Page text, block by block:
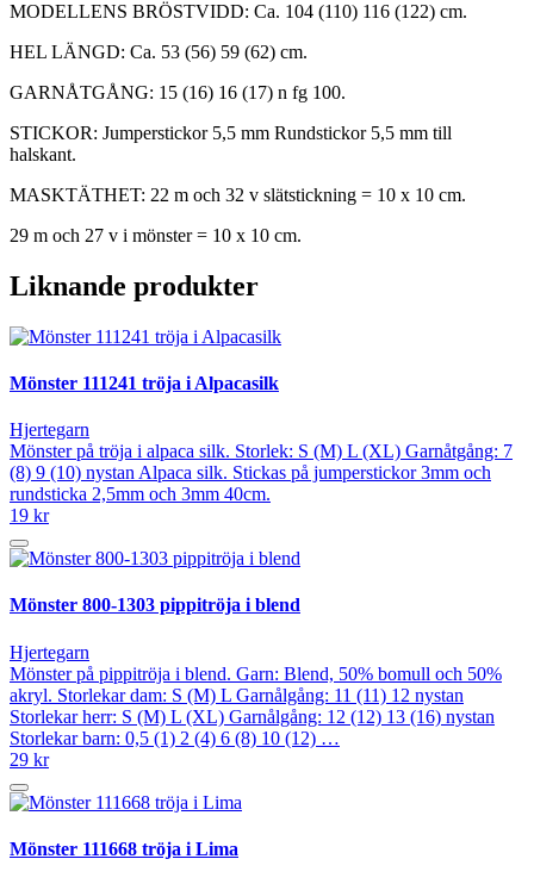
MODELLENS BRÖSTVIDD: Ca. 104 (110) 116 (122) cm.
HEL LÄNGD: Ca. 53 (56) 59 (62) cm.
GARNÅTGÅNG: 15 (16) 16 (17) n fg 100.
STICKOR: Jumperstickor 5,5 mm Rundstickor 5,5 mm till
halskant.
MASKTÄTHET: 22 m och 32 v slätstickning = 10 x 10 cm.
29 m och 27 v i mönster = 10 x 10 cm.
Liknande produkter
Mönster 111241 tröja i Alpacasilk
Hjertegarn
Mönster på tröja i alpaca silk. Storlek: S (M) L (XL) Garnåtgång: 7
(8) 9 (10) nystan Alpaca silk. Stickas på jumperstickor 3mm och
rundsticka 2,5mm och 3mm 40cm.
19 kr
Mönster 800-1303 pippitröja i blend
Hjertegarn
Mönster på pippitröja i blend. Garn: Blend, 50% bomull och 50%
akryl. Storlekar dam: S (M) L Garnålgång: 11 (11) 12 nystan
Storlekar herr: S (M) L (XL) Garnålgång: 12 (12) 13 (16) nystan
Storlekar barn: 0,5 (1) 2 (4) 6 (8) 10 (12) …
29 kr
Mönster 111668 tröja i Lima